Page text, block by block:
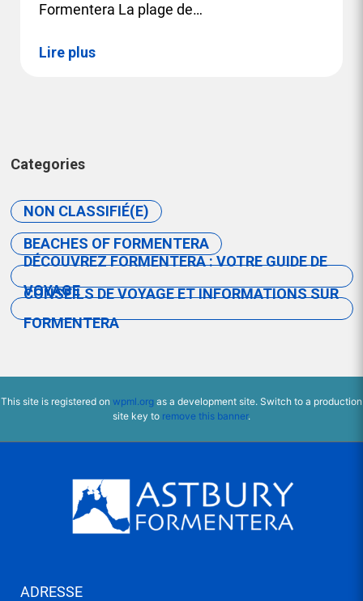
Formentera La plage de…
Lire plus
Categories
NON CLASSIFIÉ(E)
BEACHES OF FORMENTERA
DÉCOUVREZ FORMENTERA : VOTRE GUIDE DE
VOYAGE
CONSEILS DE VOYAGE ET INFORMATIONS SUR
FORMENTERA
This site is registered on wpml.org as a development site. Switch to a production
site key to remove this banner.
ADRESSE